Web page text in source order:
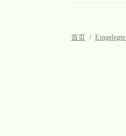
首页 /